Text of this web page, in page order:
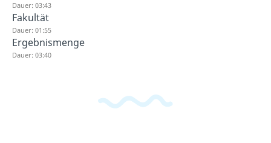
Dauer: 03:43
Fakultät
Dauer: 01:55
Ergebnismenge
Dauer: 03:40